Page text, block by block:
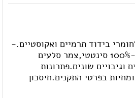
בידוד תרמיים ואקוסטיים.-
snowhiteהבידוד הלבן-100% סינטטי,צמר סלעים
וגיבויים שונים.פתרונות
בפרטי התקנים.חיסכון